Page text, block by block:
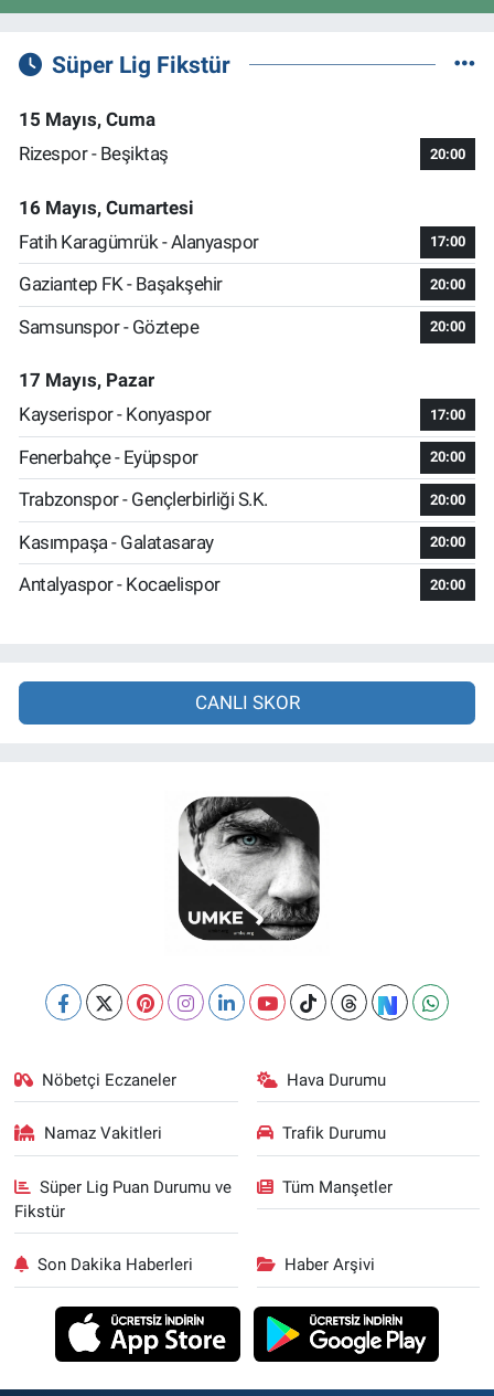
Süper Lig Fikstür
15 Mayıs, Cuma
Rizespor - Beşiktaş
20:00
16 Mayıs, Cumartesi
Fatih Karagümrük - Alanyaspor
17:00
Gaziantep FK - Başakşehir 20:00
Samsunspor - Göztepe 20:00
17 Mayıs, Pazar
Kayserispor - Konyaspor
17:00
Fenerbahçe - Eyüpspor 20:00
Trabzonspor - Gençlerbirliği S.K. 20:00
Kasımpaşa - Galatasaray 20:00
Antalyaspor - Kocaelispor 20:00
CANLI SKOR
Nöbetçi Eczaneler Hava Durumu
Namaz Vakitleri Trafik Durumu
Süper Lig Puan Durumu ve
Fikstür
Tüm Manşetler
Son Dakika Haberleri Haber Arşivi